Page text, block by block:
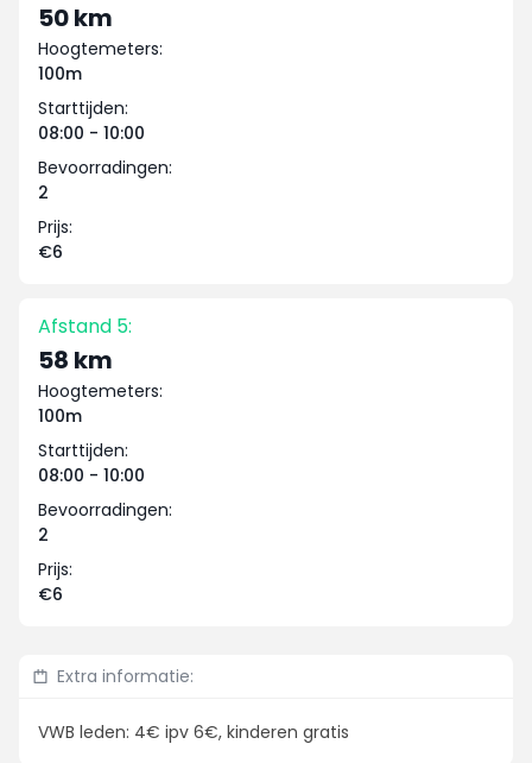
50 km
Hoogtemeters:
100m
Starttijden:
08:00 - 10:00
Bevoorradingen:
2
Prijs:
€6
Afstand 5:
58 km
Hoogtemeters:
100m
Starttijden:
08:00 - 10:00
Bevoorradingen:
2
Prijs:
€6
Extra informatie:
VWB leden: 4€ ipv 6€, kinderen gratis